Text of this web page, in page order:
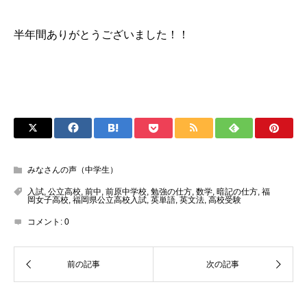
半年間ありがとうございました！！
みなさんの声（中学生）
入試, 公立高校, 前中, 前原中学校, 勉強の仕方, 数学, 暗記の仕方, 福
岡女子高校, 福岡県公立高校入試, 英単語, 英文法, 高校受験
コメント: 0